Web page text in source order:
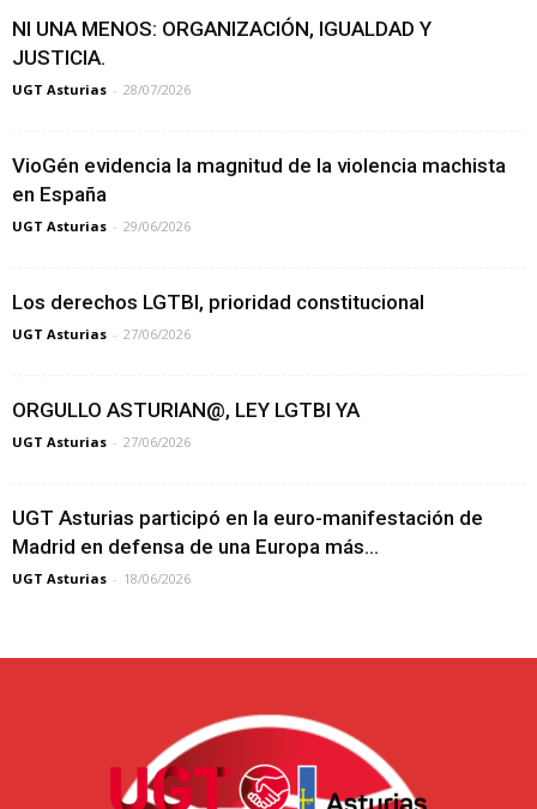
NI UNA MENOS: ORGANIZACIÓN, IGUALDAD Y
JUSTICIA.
UGT Asturias - 28/07/2026
VioGén evidencia la magnitud de la violencia machista
en España
UGT Asturias - 29/06/2026
Los derechos LGTBI, prioridad constitucional
UGT Asturias - 27/06/2026
ORGULLO ASTURIAN@, LEY LGTBI YA
UGT Asturias - 27/06/2026
UGT Asturias participó en la euro-manifestación de
Madrid en defensa de una Europa más...
UGT Asturias - 18/06/2026